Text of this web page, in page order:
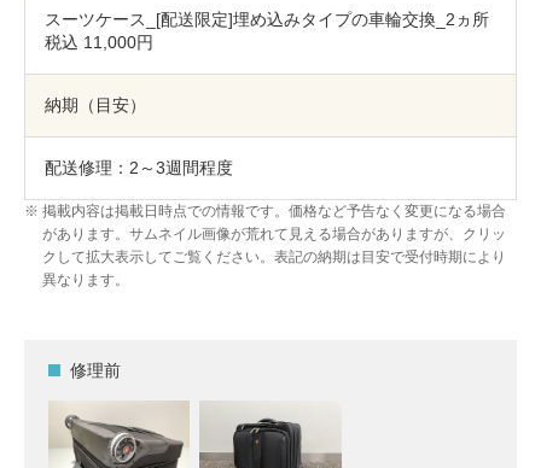
スーツケース_[配送限定]埋め込みタイプの車輪交換_2ヵ所
税込 11,000円
納期（目安）
配送修理：2～3週間程度
掲載内容は掲載日時点での情報です。価格など予告なく変更になる場合
があります。サムネイル画像が荒れて見える場合がありますが、クリッ
クして拡大表示してご覧ください。表記の納期は目安で受付時期により
異なります。
修理前